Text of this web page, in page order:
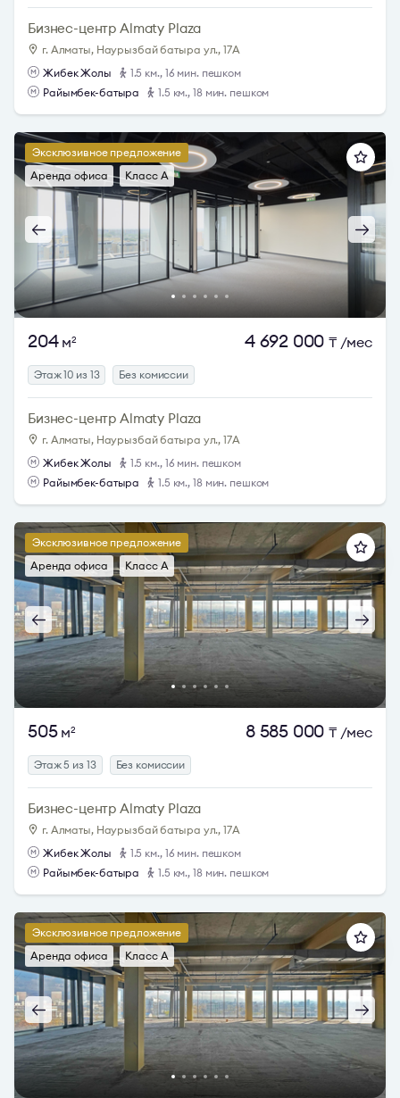
Бизнес-центр Almaty Plaza
г. Алматы, Наурызбай батыра ул., 17А
Жибек Жолы
1.5 км., 16 мин. пешком
Райымбек-батыра
1.5 км., 18 мин. пешком
Эксклюзивное предложение
Аренда офиса
Класс A
204м2 4 692 000 ₸ /мес
Этаж 10 из 13 Без комиссии
Бизнес-центр Almaty Plaza
г. Алматы, Наурызбай батыра ул., 17А
Жибек Жолы
1.5 км., 16 мин. пешком
Райымбек-батыра
1.5 км., 18 мин. пешком
Эксклюзивное предложение
Аренда офиса
Класс A
505м2 8 585 000 ₸ /мес
Этаж 5 из 13 Без комиссии
Бизнес-центр Almaty Plaza
г. Алматы, Наурызбай батыра ул., 17А
Жибек Жолы
1.5 км., 16 мин. пешком
Райымбек-батыра
1.5 км., 18 мин. пешком
Эксклюзивное предложение
Аренда офиса
Класс A